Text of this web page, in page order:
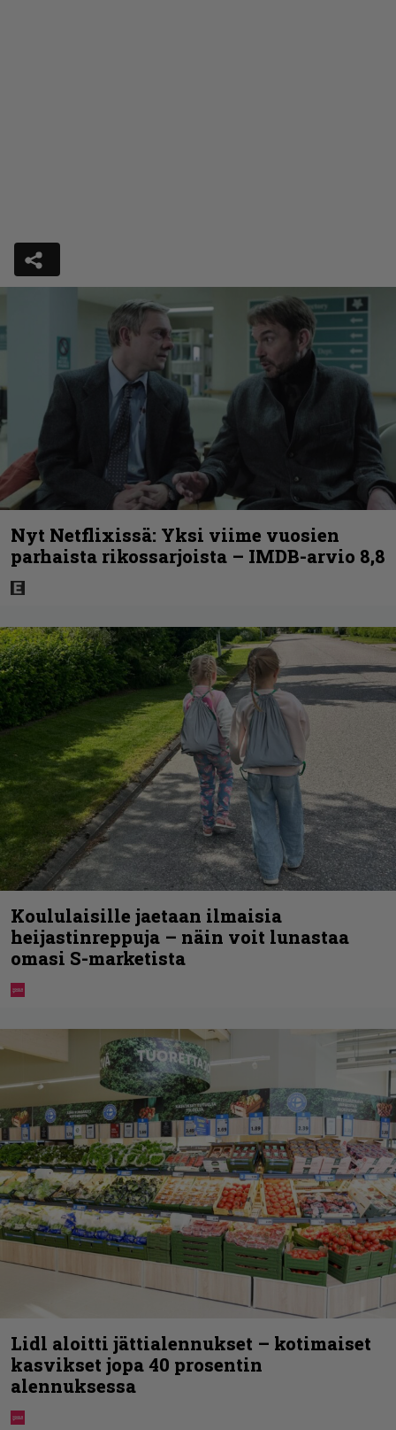
Nyt Netflixissä: Yksi viime vuosien
parhaista rikossarjoista – IMDB-arvio 8,8
Koululaisille jaetaan ilmaisia
heijastinreppuja – näin voit lunastaa
omasi S-marketista
Lidl aloitti jättialennukset – kotimaiset
kasvikset jopa 40 prosentin
alennuksessa